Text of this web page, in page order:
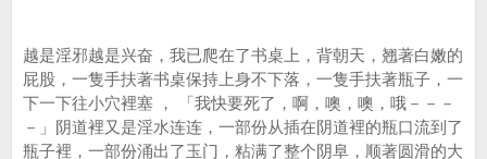
越是淫邪越是兴奋，我已爬在了书桌上，背朝天，翘著白嫩的
屁股，一隻手扶著书桌保持上身不下落，一隻手扶著瓶子，一
下一下往小穴裡塞 ， 「我快要死了，啊，噢，噢，哦－－－
－」阴道裡又是淫水连连，一部份从插在阴道裡的瓶口流到了
瓶子裡，一部份涌出了玉门，粘满了整个阴阜，顺著圆滑的大